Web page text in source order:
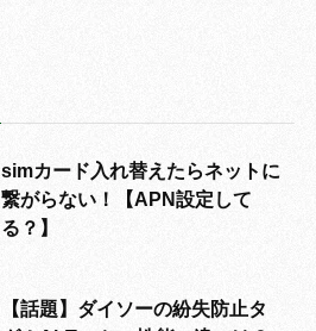
simカード入れ替えたらネットに
繋がらない！【APN設定して
る？】
【話題】ダイソーの紛失防止タ